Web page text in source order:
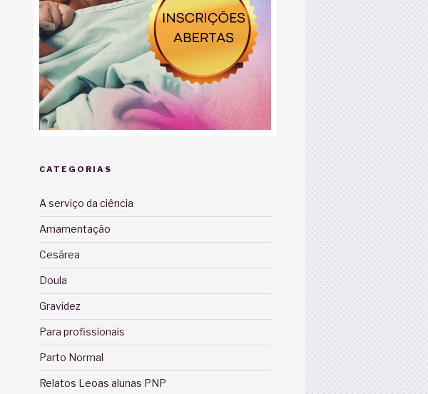
CATEGORIAS
A serviço da ciência
Amamentação
Cesárea
Doula
Gravidez
Para profissionais
Parto Normal
Relatos Leoas alunas PNP